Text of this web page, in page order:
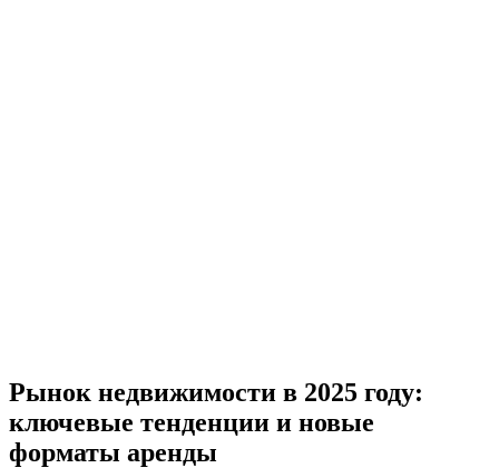
Рынок недвижимости в 2025 году:
ключевые тенденции и новые
форматы аренды